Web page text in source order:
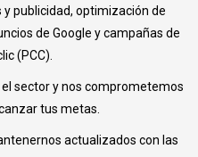
publicidad, optimización de
de Google y campañas de
(PCC).
sector y nos comprometemos
tus metas.
actualizados con las